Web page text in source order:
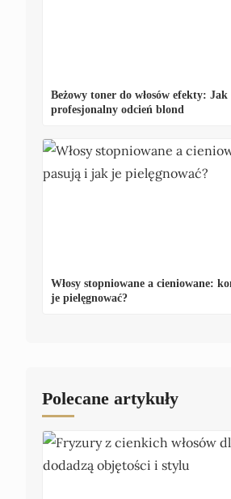
Beżowy toner do włosów efekty: Jak
profesjonalny odcień blond
Włosy stopniowane a cieniowane:
je pielęgnować?
Polecane artykuły